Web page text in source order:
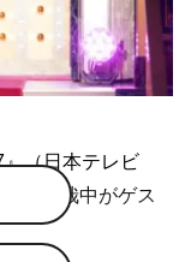
（日本テレビ
村元哉中がゲス